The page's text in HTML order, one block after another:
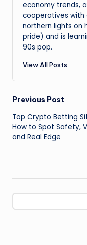
economy trends,
cooperatives with
northern lights on
pride) and is
90s pop.
View All Posts
Post
Previous Post
Top Crypto Betting
How to Spot Safety,
and Real Edge